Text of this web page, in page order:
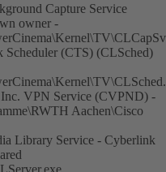
Capture Service
owner -
Scheduler (CTS) (CLSched)
Inc. VPN Service (CVPND) -
Aachen\Cisco
Library Service - Cyberlink